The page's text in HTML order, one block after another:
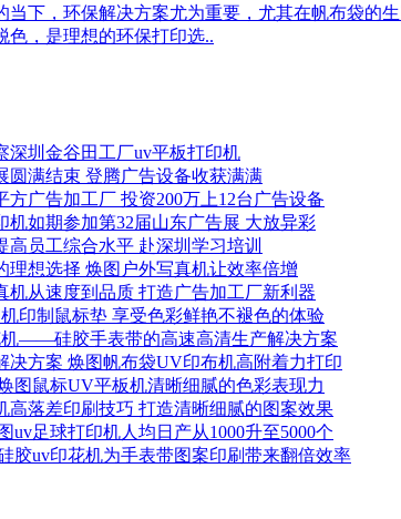
当下，环保解决方案尤为重要，尤其在帆布袋的
色，是理想的环保打印选..
深圳金谷田工厂uv平板打印机
圆满结束 登腾广告设备收获满满
方广告加工厂 投资200万上12台广告设备
机如期参加第32届山东广告展 大放异彩
高员工综合水平 赴深圳学习培训
理想选择 焕图户外写真机让效率倍增
机从速度到品质 打造广告加工厂新利器
印制鼠标垫 享受色彩鲜艳不褪色的体验
——硅胶手表带的高速高清生产解决方案
决方案 焕图帆布袋UV印布机高附着力打印
图鼠标UV平板机清晰细腻的色彩表现力
高落差印刷技巧 打造清晰细腻的图案效果
uv足球打印机人均日产从1000升至5000个
胶uv印花机为手表带图案印刷带来翻倍效率